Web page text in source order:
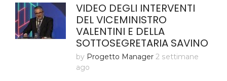
VIDEO DEGLI INTERVENTI
DEL VICEMINISTRO
VALENTINI E DELLA
SOTTOSEGRETARIA SAVINO
by Progetto Manager 2 settimane
ago